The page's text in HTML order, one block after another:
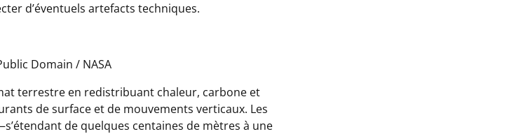
d’éventuels artefacts techniques.
Domain / NASA
terrestre en redistribuant chaleur, carbone et
de surface et de mouvements verticaux. Les
de quelques centaines de mètres à une